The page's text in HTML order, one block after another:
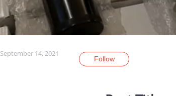
September 14, 2021
Follow